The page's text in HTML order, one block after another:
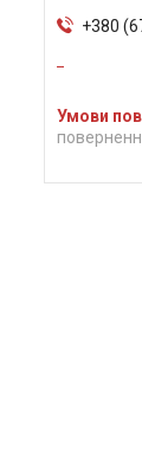
+380